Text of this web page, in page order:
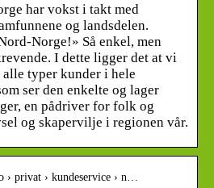
har vokst i takt med
og landsdelen.
Norge!» Så enkel, men
I dette ligger det at vi
typer kunder i hele
ser den enkelte og lager
en pådriver for folk og
og skapervilje i regionen vår.
› privat › kundeservice › n…